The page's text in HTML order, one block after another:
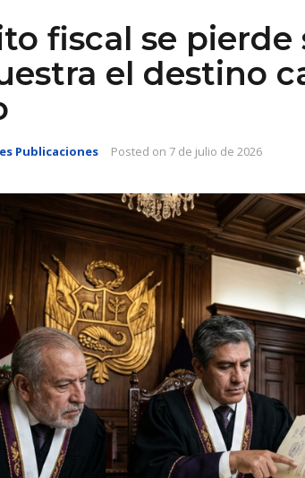
fiscal se pierde
el destino
Publicaciones Posted on 7 de julio de 2026